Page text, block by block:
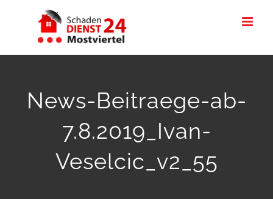
News-Beitraege-ab-
7.8.2019_Ivan-
Veselcic_v2_55